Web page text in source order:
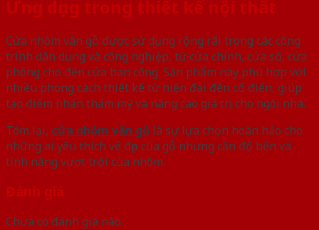
Ứng dụng trong thiết kế nội thất
Cửa nhôm vân gỗ được sử dụng rộng rãi trong các công
trình dân dụng và công nghiệp, từ cửa chính, cửa sổ, cửa
phòng cho đến cửa ban công. Sản phẩm này phù hợp với
nhiều phong cách thiết kế từ hiện đại đến cổ điển, giúp
tạo điểm nhấn thẩm mỹ và nâng cao giá trị cho ngôi nhà.
Tóm lại, cửa nhôm vân gỗ là sự lựa chọn hoàn hảo cho
những ai yêu thích vẻ đẹp của gỗ nhưng cần độ bền và
tính năng vượt trội của nhôm.
Đánh giá
Chưa có đánh giá nào.